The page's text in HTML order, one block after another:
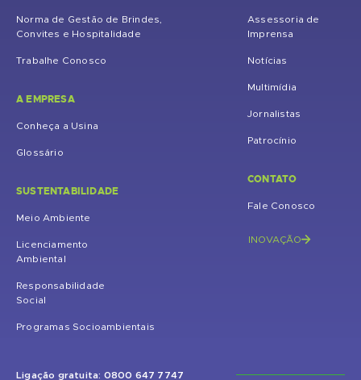
Norma de Gestão de Brindes,
Convites e Hospitalidade
Trabalhe Conosco
A EMPRESA
Conheça a Usina
Glossário
SUSTENTABILIDADE
Meio Ambiente
Licenciamento
Ambiental
Responsabilidade
Social
Programas Socioambientais
Assessoria de
Imprensa
Notícias
Multimídia
Jornalistas
Patrocínio
CONTATO
Fale Conosco
INOVAÇÃO
Ligação gratuita: 0800 647 7747